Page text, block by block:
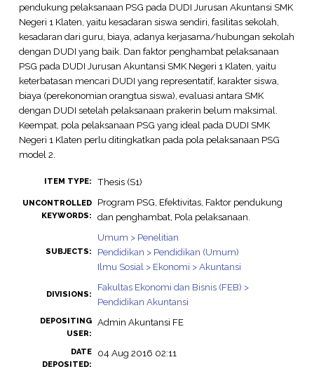
pendukung pelaksanaan PSG pada DUDI Jurusan Akuntansi SMK
Negeri 1 Klaten, yaitu kesadaran siswa sendiri, fasilitas sekolah,
kesadaran dari guru, biaya, adanya kerjasama/hubungan sekolah
dengan DUDI yang baik. Dan faktor penghambat pelaksanaan
PSG pada DUDI Jurusan Akuntansi SMK Negeri 1 Klaten, yaitu
keterbatasan mencari DUDI yang representatif, karakter siswa,
biaya (perekonomian orangtua siswa), evaluasi antara SMK
dengan DUDI setelah pelaksanaan prakerin belum maksimal.
Keempat, pola pelaksanaan PSG yang ideal pada DUDI SMK
Negeri 1 Klaten perlu ditingkatkan pada pola pelaksanaan PSG
model 2.
ITEM TYPE: Thesis (S1)
UNCONTROLLED
KEYWORDS:
Program PSG, Efektivitas, Faktor pendukung
dan penghambat, Pola pelaksanaan.
SUBJECTS:
Umum > Penelitian
Pendidikan > Pendidikan (Umum)
Ilmu Sosial > Ekonomi > Akuntansi
DIVISIONS:
Fakultas Ekonomi dan Bisnis (FEB) >
Pendidikan Akuntansi
DEPOSITING
USER:
Admin Akuntansi FE
DATE
DEPOSITED:
04 Aug 2016 02:11